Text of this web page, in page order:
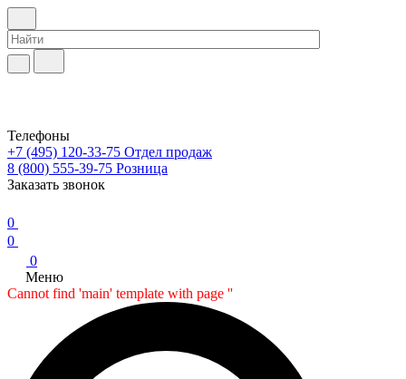
Телефоны
+7 (495) 120-33-75 Отдел продаж
8 (800) 555-39-75 Розница
Заказать звонок
0
0
0
Меню
Cannot find 'main' template with page ''